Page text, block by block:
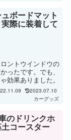
ボードマット
際に装着して
ントウインドウの
ったです。でも、
効果ありました。
2023.07.10
カーグッズ
のドリンクホ
コースター